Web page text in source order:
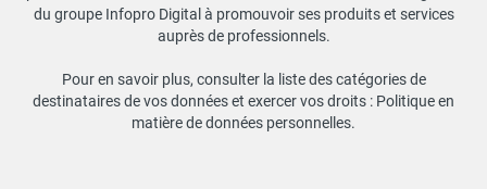
du groupe Infopro Digital à promouvoir ses produits et services
auprès de professionnels.
Pour en savoir plus, consulter la liste des catégories de
destinataires de vos données et exercer vos droits : Politique en
matière de données personnelles.